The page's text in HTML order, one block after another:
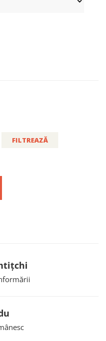
FILTREAZĂ